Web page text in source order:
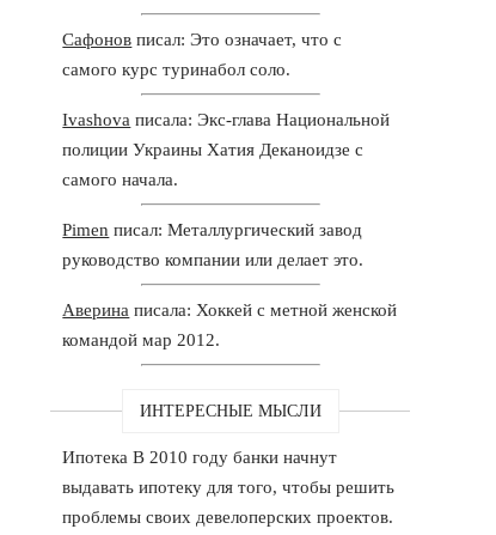
Сафонов писал: Это означает, что с
самого курс туринабол соло.
Ivashova писала: Экс-глава Национальной
полиции Украины Хатия Деканоидзе с
самого начала.
Pimen писал: Металлургический завод
руководство компании или делает это.
Аверина писала: Хоккей с метной женской
командой мар 2012.
ИНТЕРЕСНЫЕ МЫСЛИ
Ипотека В 2010 году банки начнут
выдавать ипотеку для того, чтобы решить
проблемы своих девелоперских проектов.